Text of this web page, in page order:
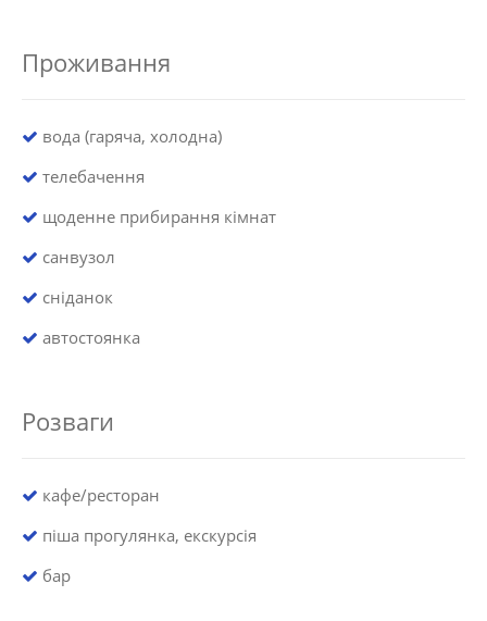
Проживання
вода (гаряча, холодна)
телебачення
щоденне прибирання кімнат
санвузол
сніданок
автостоянка
Розваги
кафе/ресторан
піша прогулянка, екскурсія
бар